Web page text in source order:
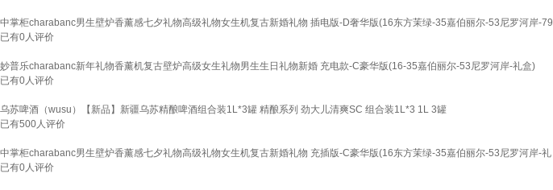
中掌柜charabanc男生壁炉香薰感七夕礼物高级礼物女生机复古新婚礼物 插电版-D奢华版(16东方茉绿-35嘉伯丽尔-53尼罗河岸-79
已有0人评价
妙普乐charabanc新年礼物香薰机复古壁炉高级女生礼物男生生日礼物新婚 充电款-C豪华版(16-35嘉伯丽尔-53尼罗河岸-礼盒)
已有0人评价
乌苏啤酒（wusu）【新品】新疆乌苏精酿啤酒组合装1L*3罐 精酿系列 劲大儿清爽SC 组合装1L*3 1L 3罐
已有500人评价
中掌柜charabanc男生壁炉香薰感七夕礼物高级礼物女生机复古新婚礼物 充插版-C豪华版(16东方茉绿-35嘉伯丽尔-53尼罗河岸-礼
已有0人评价